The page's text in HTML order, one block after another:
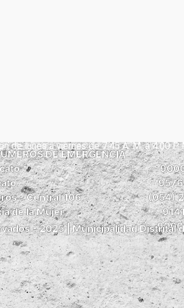
de lunes a viernes de 7:45 A. M. a 4:00 P.
DE EMERGENCIA
- Central 106
(054)
de la Mujer
- 2025 | Municipalidad Distrital